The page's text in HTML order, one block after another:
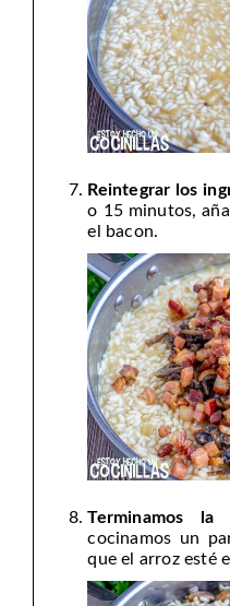
Reintegrar los
o 15 minutos,
el bacon.
Terminamos la
cocinamos un
que el arroz esté